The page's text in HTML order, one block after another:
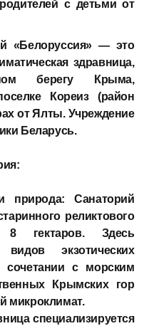
с детьми от
«Белоруссия» — это
здравница,
берегу Крыма,
Кореиз (район
от Ялты. Учреждение
Беларусь.
природа: Санаторий
реликтового
гектаров. Здесь
экзотических
с морским
Крымских гор
микроклимат.
специализируется